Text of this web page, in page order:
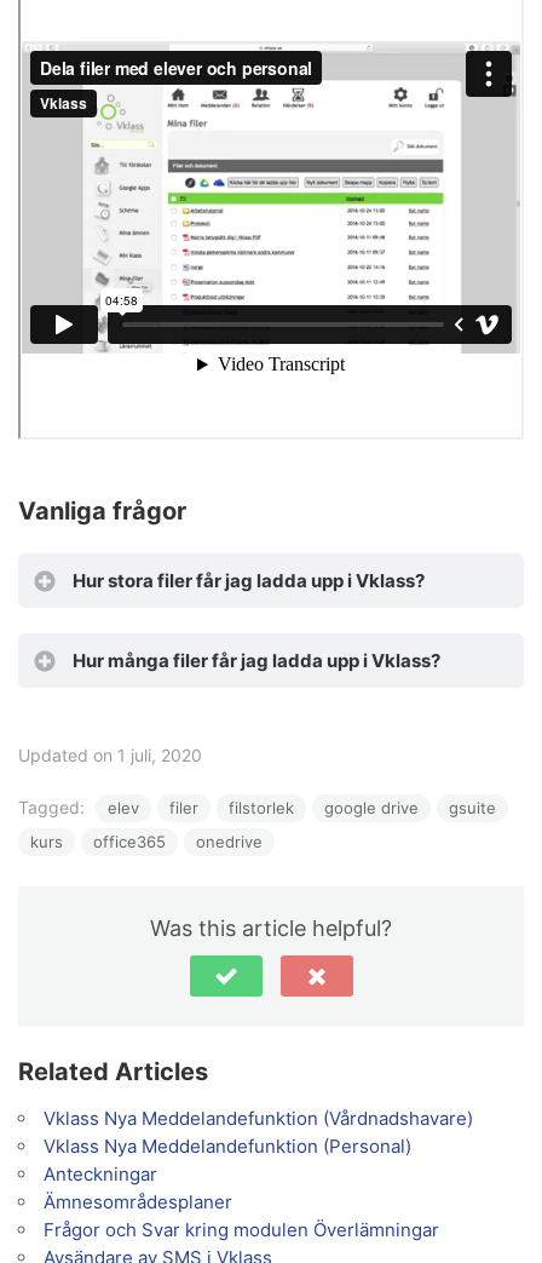
Vanliga frågor
Hur stora filer får jag ladda upp i Vklass?
Hur många filer får jag ladda upp i Vklass?
Updated on 1 juli, 2020
Tagged: elev filer filstorlek google drive
gsuite
kurs
office365 onedrive
Was this article helpful?
Related Articles
Vklass Nya Meddelandefunktion (Vårdnadshavare)
Vklass Nya Meddelandefunktion (Personal)
Anteckningar
Ämnesområdesplaner
Frågor och Svar kring modulen Överlämningar
Avsändare av SMS i Vklass